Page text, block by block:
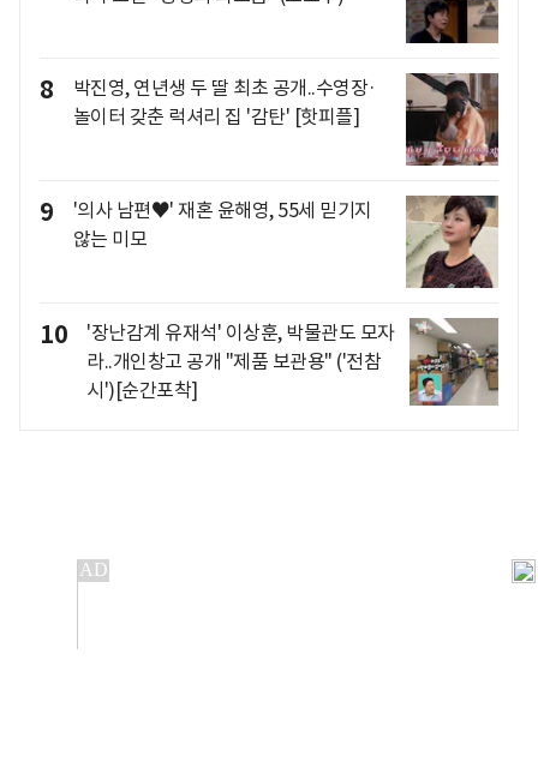
8
박진영, 연년생 두 딸 최초 공개..수영장·
놀이터 갖춘 럭셔리 집 '감탄' [핫피플]
9
'의사 남편♥' 재혼 윤해영, 55세 믿기지
않는 미모
10
'장난감계 유재석' 이상훈, 박물관도 모자
라..개인창고 공개 "제품 보관용" ('전참
시')[순간포착]